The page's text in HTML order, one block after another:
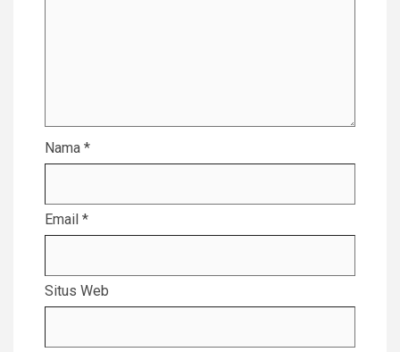
Nama *
Email *
Situs Web